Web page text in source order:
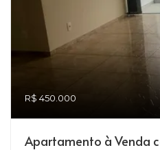
R$ 450.000
Apartamento à Venda